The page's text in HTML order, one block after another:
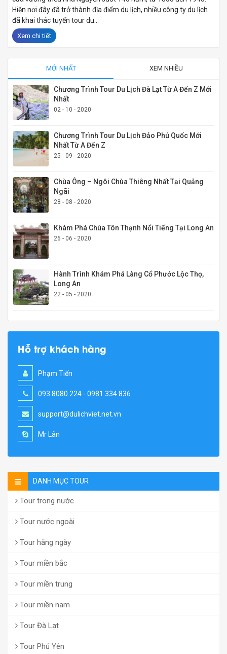
Hiện nơi đây đã trở thành địa điểm du lịch, nhiều công ty du lịch
đã khai thác tuyến tour du...
Xem chi tiết
MỚI NHẤT XEM NHIỀU
Chương Trình Tour Du Lịch Đà Lạt Từ A Đến Z Mới
Nhất
02 - 10 - 2020
Chương Trình Tour Du Lịch Đảo Phú Quốc Mới
Nhất Từ A Đến Z
25 - 09 - 2020
Chùa Ông – Ngôi Chùa Thiêng Nhất Tại Quảng
Ngãi
28 - 08 - 2020
Khám Phá Chùa Tôn Thạnh Nổi Tiếng Tại Long An
26 - 06 - 2020
Hành Trình Khám Phá Làng Cổ Phước Lộc Thọ,
Long An
22 - 05 - 2020
Hỗ trợ khách hàng
Phạm Tiến
093.8080.224 - 0981.334.836
support@dulichviet.net.vn
Mr Lân
DANH MỤC TOUR
Tour trong nước
Tour nước ngoài
Tour hằng ngày
Tour miền bắc
Tour miền trung
Tour miền nam
Tour Đà Lạt
Tour Phú Yên